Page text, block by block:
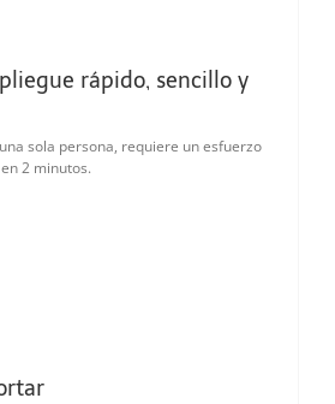
rápido, sencillo y
sola persona, requiere un esfuerzo
2 minutos.